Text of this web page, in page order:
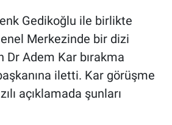
Gedikoğlu ile birlikte
Merkezinde bir dizi
Dr Adem Kar bırakma
iletti. Kar görüşme
açıklamada şunları